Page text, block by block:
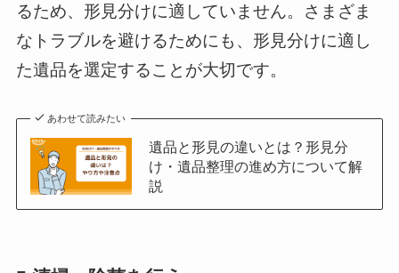
るため、形見分けに適していません。さまざま
なトラブルを避けるためにも、形見分けに適し
た遺品を選定することが大切です。
あわせて読みたい
遺品と形見の違いとは？形見分
け・遺品整理の進め方について解
説